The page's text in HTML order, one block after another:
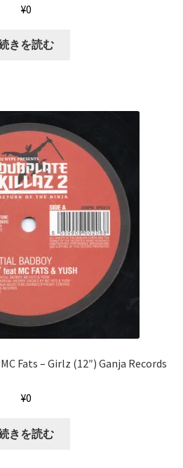
¥0
きを読む
Fats ‎– Girlz (12″) Ganja Records
¥0
きを読む